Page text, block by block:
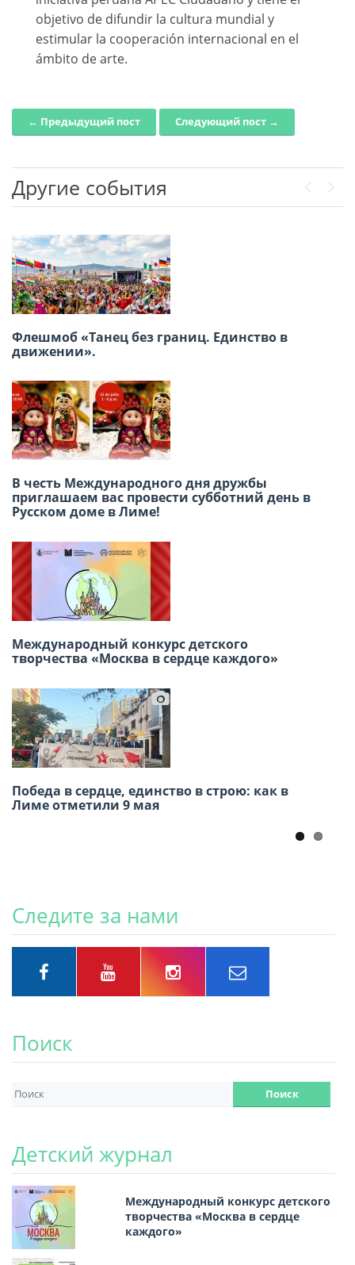
objetivo de difundir la cultura mundial y
estimular la cooperación internacional en el
ámbito de arte.
Post navigation
← Предыдущий пост Следующий пост →
Другие события
Флешмоб «Танец без границ. Единство в
движении».
В честь Международного дня дружбы
приглашаем вас провести субботний день в
Русском доме в Лиме!
Международный конкурс детского
творчества «Москва в сердце каждого»
Победа в сердце, единство в строю: как в
Лиме отметили 9 мая
Приглашаем принять участие в Акции
«Бессмертный полк» 9 Мая
В Лиме отметили 140-летие татарского поэта
Габдуллы Тукая
«Тоня»: глубокая история о мужестве
тружениц тыла
Память через океан: Конкурс «История моей
семьи в истории Великой Отечественной
Следите за нами
Поиск
Детский журнал
Международный конкурс детского
творчества «Москва в сердце
каждого»